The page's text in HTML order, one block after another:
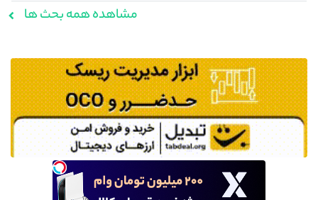
مشاهده همه بحث ها